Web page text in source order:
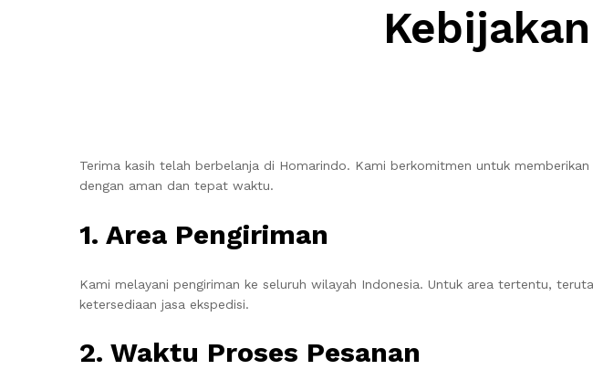
Terima kasih telah berbelanja di Homarindo. Kami berkomitmen untuk
dengan aman dan tepat waktu.
1. Area Pengiriman
Kami melayani pengiriman ke seluruh wilayah Indonesia. Untuk area tertentu,
ketersediaan jasa ekspedisi.
2. Waktu Proses Pesanan